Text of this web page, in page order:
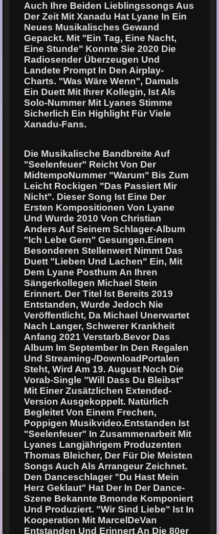
Auch Ihre Beiden Lieblingssongs Aus
Der Zeit Mit Xanadu Hat Lyane In Ein
Neues Musikalisches Gewand
Gepackt. Mit "Ein Tag, Eine Nacht,
Eine Stunde" Konnte Sie 2020 Die
Radiosender Überzeugen Und
Landete Prompt In Den Airplay-
Charts. "Was Wäre Wenn", Damals
Ein Duett Mit Ihrer Kollegin, Ist Als
Solo-Nummer Mit Lyanes Stimme
Sicherlich Ein Highlight Für Viele
Xanadu-Fans.
Die Musikalische Bandbreite Auf
"Seelenfeuer" Reicht Von Der
MidtempoNummer "Warum" Bis Zum
Leicht Rockigen "Das Passiert Mir
Nicht". Dieser Song Ist Eine Der
Ersten Kompositionen Von Lyane
Und Wurde 2010 Von Christian
Anders Auf Seinem Schlager-Album
"Ich Lebe Gern" Gesungen.Einen
Besonderen Stellenwert Nimmt Das
Duett "Lieben Und Lachen" Ein, Mit
Dem Lyane Posthum An Ihren
Sängerkollegen Michael Stein
Erinnert. Der Titel Ist Bereits 2019
Entstanden, Wurde Jedoch Nie
Veröffentlicht, Da Michael Unerwartet
Nach Langer, Schwerer Krankheit
Anfang 2021 Verstarb.Bevor Das
Album Im September In Den Regalen
Und Streaming-/DownloadPortalen
Steht, Wird Am 19. August Noch Die
Vorab-Single "Will Dass Du Bleibst"
Mit Einer Zusätzlichen Extended-
Version Ausgekoppelt. Natürlich
Begleitet Von Einem Frechen,
Poppigen Musikvideo.Entstanden Ist
"Seelenfeuer" In Zusammenarbeit Mit
Lyanes Langjährigem Produzenten
Thomas Bleicher, Der Für Die Meisten
Songs Auch Als Arrangeur Zeichnet.
Den Danceschlager "Du Hast Mein
Herz Geklaut" Hat Der In Der Dance-
Szene Bekannte Bmonde Komponiert
Und Produziert. "Wir Sind Liebe" Ist In
Kooperation Mit MarcelDeVan
Entstanden Und Erinnert An Die 80er